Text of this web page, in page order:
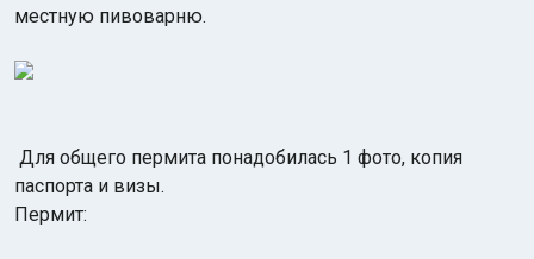
местную пивоварню.
Для общего пермита понадобилась 1 фото, копия
паспорта и визы.
Пермит: